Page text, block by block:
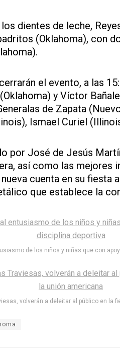
dientes de leche,
(Oklahoma), con
el evento, a las
y Víctor
de Zapata
Ismael Curiel
por José de Jesús
así como las mejores
cuenta en su fiesta
que establece la
de los niños y niñas que con
volverán a deleitar al público en la